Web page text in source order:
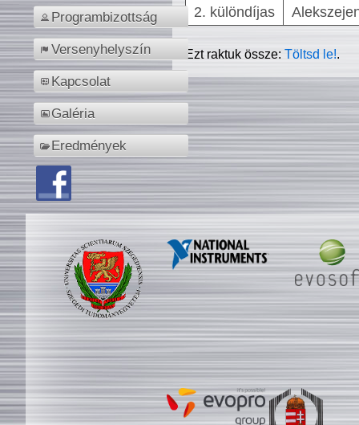
Programbizottság
Versenyhelyszín
Kapcsolat
Galéria
Eredmények
2. különdíjas
Ezt raktuk össze:Töltsd le!.